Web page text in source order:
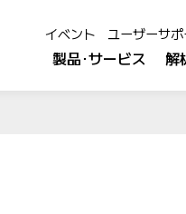
製品･サービス 解
イベント ユーザーサポ